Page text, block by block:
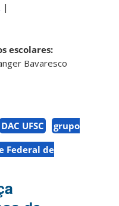
|
escolares:
Bavaresco
DAC UFSC
grupo
Federal de